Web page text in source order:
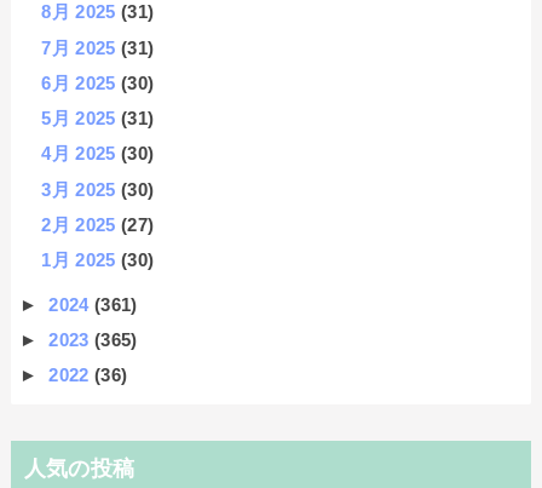
8月 2025(31)
7月 2025(31)
6月 2025(30)
5月 2025(31)
4月 2025(30)
3月 2025(30)
2月 2025(27)
1月 2025(30)
►2024(361)
►2023(365)
►2022(36)
人気の投稿